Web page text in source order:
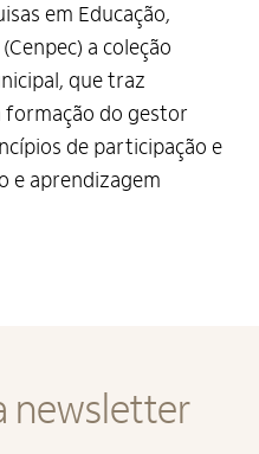
em Educação,
a coleção
que traz
formação do gestor
de participação e
e aprendizagem
newsletter